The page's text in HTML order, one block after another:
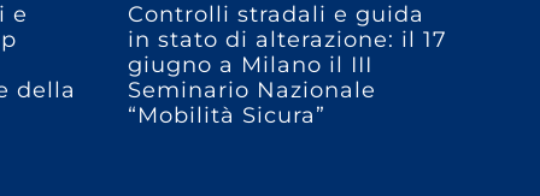
e
della
Controlli stradali e guida
in stato di alterazione: il 17
giugno a Milano il III
Seminario Nazionale
“Mobilità Sicura”